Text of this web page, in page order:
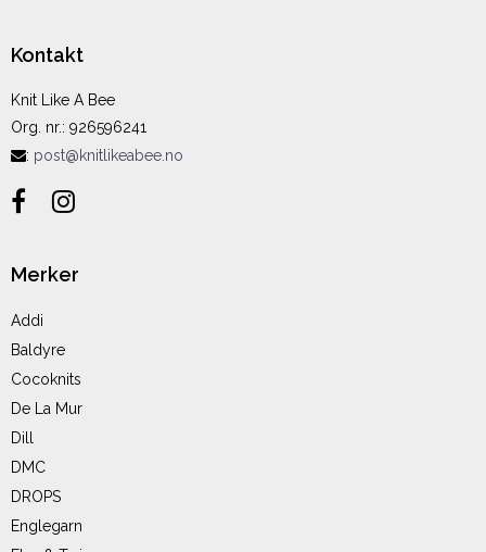
Kontakt
Knit Like A Bee
Org. nr.: 926596241
: post@knitlikeabee.no
Merker
Addi
Baldyre
Cocoknits
De La Mur
Dill
DMC
DROPS
Englegarn